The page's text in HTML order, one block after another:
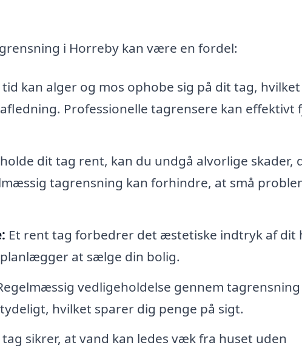
i Horreby kan være en fordel:
tid kan alger og mos ophobe sig på dit tag,
Professionelle tagrensere kan effektivt
dit tag rent, kan du undgå alvorlige skader,
tagrensning kan forhindre, at små
Et rent tag forbedrer det æstetiske indtryk af dit
at sælge din bolig.
vedligeholdelse gennem
hvilket sparer dig penge på sigt.
sikrer, at vand kan ledes væk fra huset uden